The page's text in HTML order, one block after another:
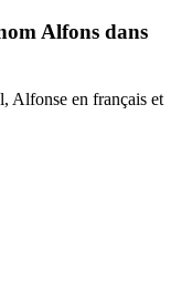
Alfons dans
Alfonse en français et